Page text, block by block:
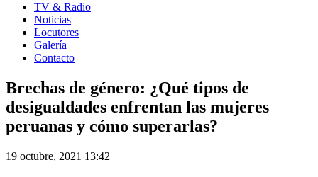
TV & Radio
Noticias
Locutores
Galería
Contacto
Brechas de género: ¿Qué tipos de
desigualdades enfrentan las mujeres
peruanas y cómo superarlas?
19 octubre, 2021 13:42